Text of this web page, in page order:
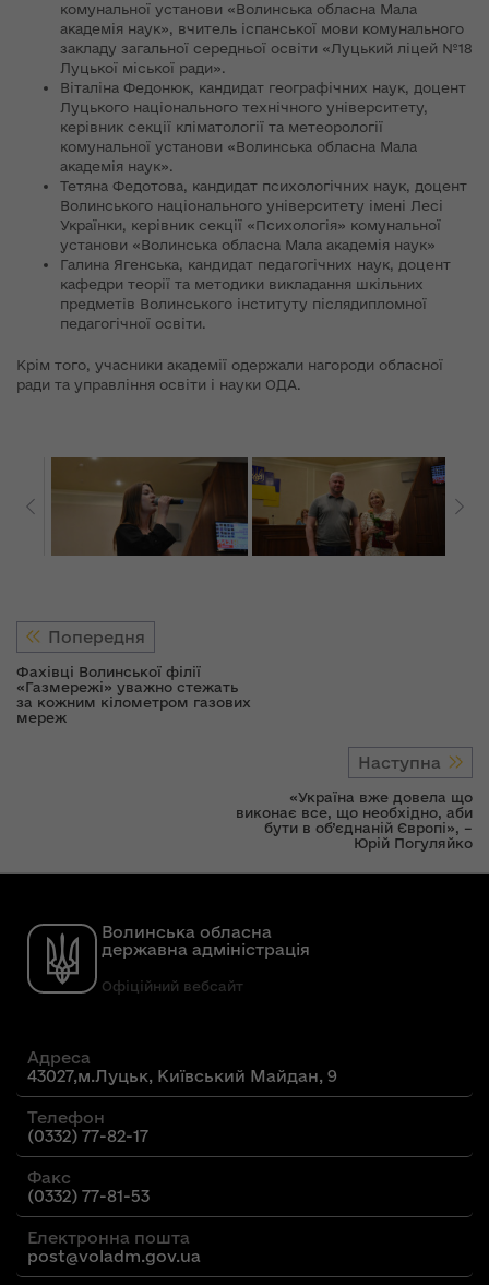
комунальної установи «Волинська обласна Мала
академія наук», вчитель іспанської мови комунального
закладу загальної середньої освіти «Луцький ліцей №18
Луцької міської ради».
Віталіна Федонюк, кандидат географічних наук, доцент
Луцького національного технічного університету,
керівник секції кліматології та метеорології
комунальної установи «Волинська обласна Мала
академія наук».
Тетяна Федотова, кандидат психологічних наук, доцент
Волинського національного університету імені Лесі
Українки, керівник секції «Психологія» комунальної
установи «Волинська обласна Мала академія наук»
Галина Ягенська, кандидат педагогічних наук, доцент
кафедри теорії та методики викладання шкільних
предметів Волинського інституту післядипломної
педагогічної освіти.
Крім того, учасники академії одержали нагороди обласної
ради та управління освіти і науки ОДА.
Попередня
Фахівці Волинської філії
«Газмережі» уважно стежать
за кожним кілометром газових
мереж
Наступна
«Україна вже довела що
виконає все, що необхідно, аби
бути в об’єднаній Європі», –
Юрій Погуляйко
Волинська обласна
державна адміністрація
Офіційний вебсайт
Адреса
43027,м.Луцьк, Київський Майдан, 9
Телефон
(0332) 77-82-17
Факс
(0332) 77-81-53
Електронна пошта
post@voladm.gov.ua